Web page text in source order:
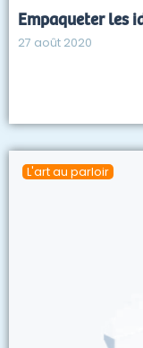
Empaqueter les
27 août 2020
L'art au parloir